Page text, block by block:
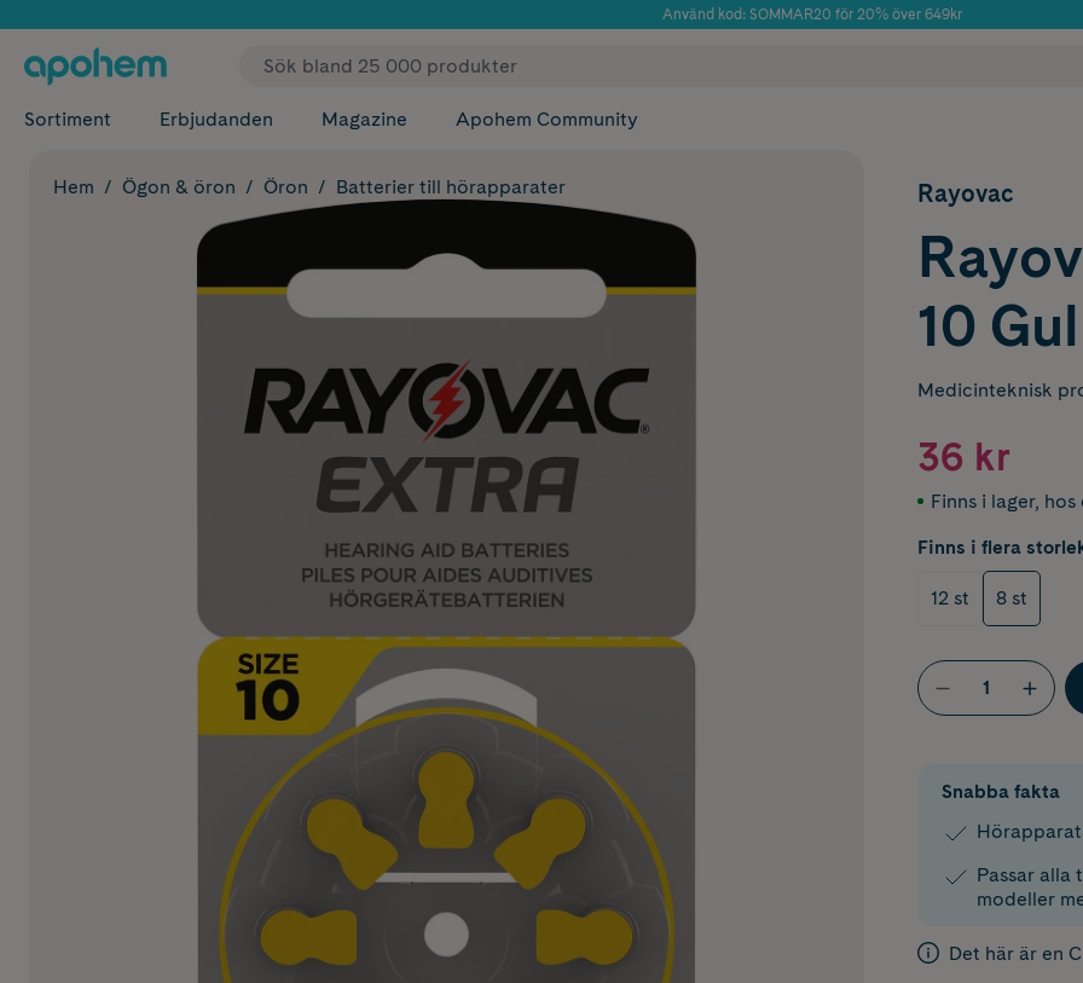
Använd kod: SOMMAR20 för 20% över 649kr
✓ Fri frakt
Sortiment Erbjudanden Magazine Apohem Community
Hem Ögon & öron Öron Batterier till hörapparater Rayovac
10
Medicinteknisk
36 kr
Finns i lager, hos
Finns i flera
12 st 8 st
Snabba fakta
Passar alla
modeller
Det här är en